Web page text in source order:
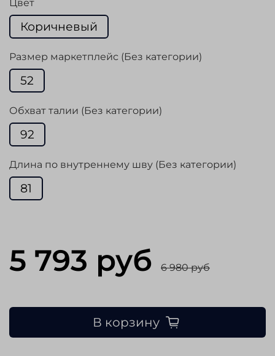
Цвет
Коричневый
Размер маркетплейс (Без категории)
52
Обхват талии (Без категории)
92
Длина по внутреннему шву (Без категории)
81
5 793 руб 6 980 руб
В корзину